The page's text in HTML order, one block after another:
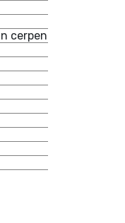
cerpen